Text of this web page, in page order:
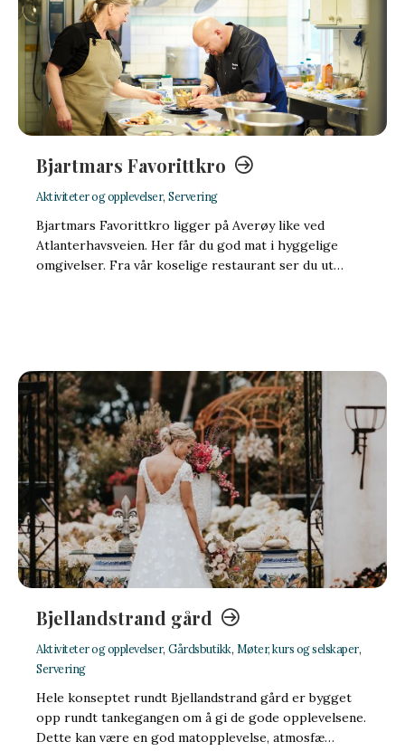
Bjartmars Favorittkro
Aktiviteter og opplevelser, Servering
Bjartmars Favorittkro ligger på Averøy like ved
Atlanterhavsveien. Her får du god mat i hyggelige
omgivelser. Fra vår koselige restaurant ser du ut…
Bjellandstrand gård
Aktiviteter og opplevelser, Gårdsbutikk, Møter, kurs og selskaper,
Servering
Hele konseptet rundt Bjellandstrand gård er bygget
opp rundt tankegangen om å gi de gode opplevelsene.
Dette kan være en god matopplevelse, atmosfæ…